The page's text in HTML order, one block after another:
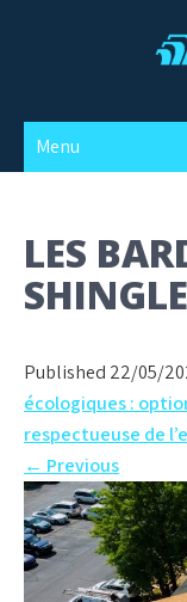
Menu
LES
Published 22/05/
écologiques :
respectueuse de
← Previous